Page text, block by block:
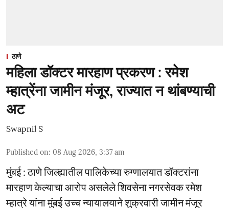
ठाणे
महिला डॉक्टर मारहाण प्रकरण : रमेश
म्हात्रेंना जामीन मंजूर, राज्यात न थांबण्याची
अट
Swapnil S
Published on: 08 Aug 2026, 3:37 am
मुंबई : ठाणे जिल्ह्यातील पालिकेच्या रुग्णालयात डॉक्टरांना
मारहाण केल्याचा आरोप असलेले शिवसेना नगरसेवक रमेश
म्हात्रे यांना मुंबई उच्च न्यायालयाने शुक्रवारी जामीन मंजूर